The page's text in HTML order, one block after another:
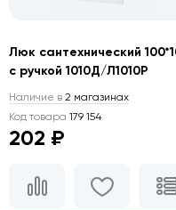
Люк сантехнический
с ручкой 1010Д/Л1010Р
Наличие в 2 магазинах
Код товара 179 154
202 ₽